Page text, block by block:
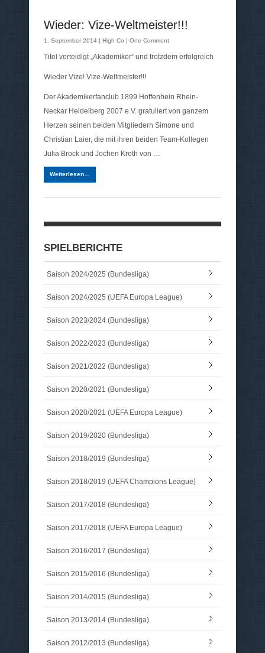
Wieder: Vize-Weltmeister!!!
1. September 2014 | High Co | One Comment
Titel verteidigt „Akademiker“ und trotzdem erfolgreich
Wieder Vize! Vize-Weltmeister!!!
Der Akademikerfanclub 1899 Hoffenhein Rhein-
Neckar Heidelberg 2007 e.V. gratuliert von ganzem
Herzen seinen beiden Mitgliedern Simone und
Christian Laier, die mit ihren beiden Team-Kollegen
Julia Brock und Jochen Kreth von …
Weiterlesen…
SPIELBERICHTE
Saison 2024/2025 (Bundesliga)
Saison 2024/2025 (UEFA Europa League)
Saison 2023/2024 (Bundesliga)
Saison 2022/2023 (Bundesliga)
Saison 2021/2022 (Bundesliga)
Saison 2020/2021 (Bundesliga)
Saison 2020/2021 (UEFA Europa League)
Saison 2019/2020 (Bundesliga)
Saison 2018/2019 (Bundesliga)
Saison 2018/2019 (UEFA Champions League)
Saison 2017/2018 (Bundesliga)
Saison 2017/2018 (UEFA Europa League)
Saison 2016/2017 (Bundesliga)
Saison 2015/2016 (Bundesliga)
Saison 2014/2015 (Bundesliga)
Saison 2013/2014 (Bundesliga)
Saison 2012/2013 (Bundesliga)